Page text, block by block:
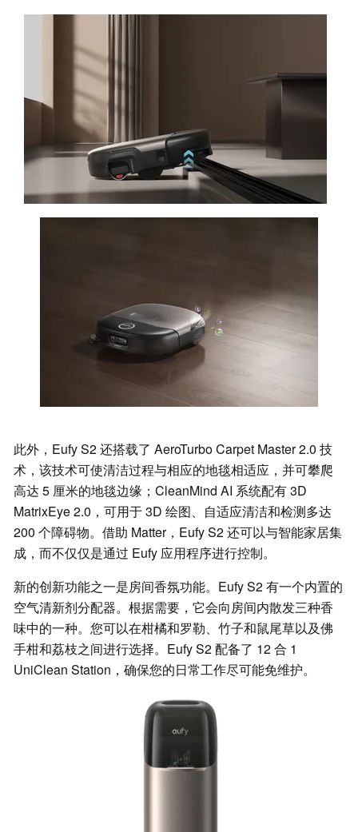
此外，Eufy S2 还搭载了 AeroTurbo Carpet Master 2.0 技
术，该技术可使清洁过程与相应的地毯相适应，并可攀爬
高达 5 厘米的地毯边缘；CleanMind AI 系统配有 3D
MatrixEye 2.0，可用于 3D 绘图、自适应清洁和检测多达
200 个障碍物。借助 Matter，Eufy S2 还可以与智能家居集
成，而不仅仅是通过 Eufy 应用程序进行控制。
新的创新功能之一是房间香氛功能。Eufy S2 有一个内置的
空气清新剂分配器。根据需要，它会向房间内散发三种香
味中的一种。您可以在柑橘和罗勒、竹子和鼠尾草以及佛
手柑和荔枝之间进行选择。Eufy S2 配备了 12 合 1
UniClean Station，确保您的日常工作尽可能免维护。